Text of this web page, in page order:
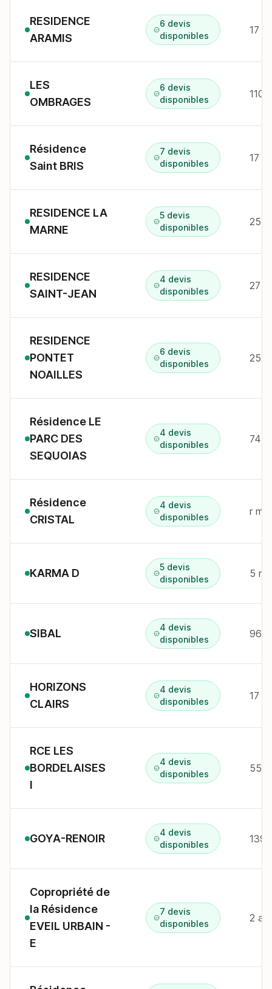
RESIDENCE
ARAMIS
6 devis
disponibles
17 r
LES
OMBRAGES
6 devis
disponibles
110
Résidence
Saint BRIS
7 devis
disponibles
17 r
RESIDENCE LA
MARNE
5 devis
disponibles
255
RESIDENCE
SAINT-JEAN
4 devis
disponibles
RESIDENCE
PONTET
NOAILLES
6 devis
disponibles
25 r
Résidence LE
PARC DES
SEQUOIAS
4 devis
disponibles
74
Résidence
CRISTAL
4 devis
disponibles
r
KARMA D
5 devis
disponibles
5 r
SIBAL
4 devis
disponibles
HORIZONS
CLAIRS
4 devis
disponibles
17 r
RCE LES
BORDELAISES
I
4 devis
disponibles
GOYA-RENOIR
4 devis
disponibles
139
Copropriété de
la Résidence
EVEIL URBAIN -
E
7 devis
disponibles